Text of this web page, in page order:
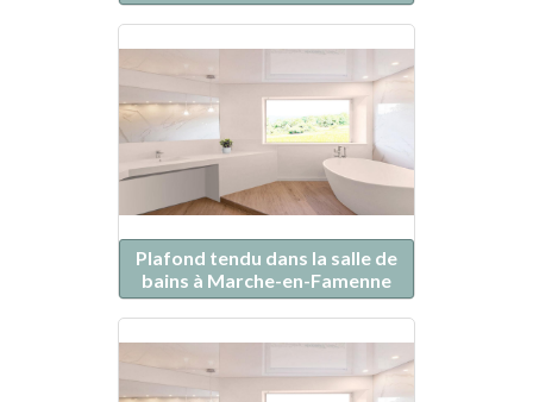
Plafond tendu dans la salle de
bains à Marche-en-Famenne